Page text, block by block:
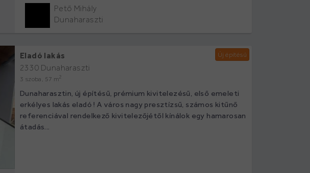
Pető Mihály
Dunaharaszti
Eladó lakás
2330 Dunaharaszti
3 szoba, 57 m2
Dunaharasztin, új építésű, prémium kivitelezésű, első emeleti
erkélyes lakás eladó ! A város nagy presztízsű, számos kitűnő
referenciával rendelkező kivitelezőjétől kínálok egy hamarosan
átadás...
Új építésű